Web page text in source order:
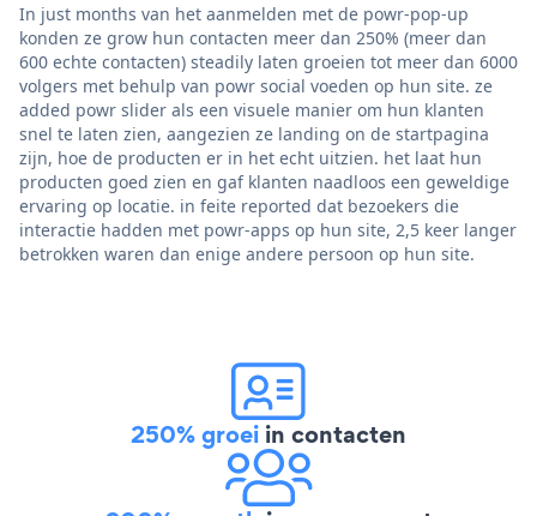
In just months van het aanmelden met de powr-pop-up
konden ze grow hun contacten meer dan 250% (meer dan
600 echte contacten) steadily laten groeien tot meer dan 6000
volgers met behulp van powr social voeden op hun site. ze
added powr slider als een visuele manier om hun klanten
snel te laten zien, aangezien ze landing on de startpagina
zijn, hoe de producten er in het echt uitzien. het laat hun
producten goed zien en gaf klanten naadloos een geweldige
ervaring op locatie. in feite reported dat bezoekers die
interactie hadden met powr-apps op hun site, 2,5 keer langer
betrokken waren dan enige andere persoon op hun site.
250% groei in contacten